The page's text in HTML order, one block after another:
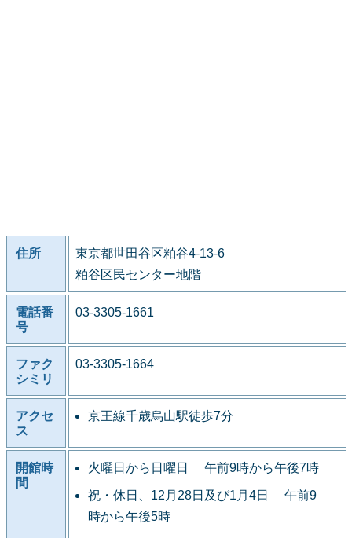
住所
東京都世田谷区粕谷4-13-6
粕谷区民センター地階
電話番
号
03-3305-1661
ファク
シミリ
03-3305-1664
アクセ
ス
京王線千歳烏山駅徒歩7分
開館時
間
火曜日から日曜日 午前9時から午後7時
祝・休日、12月28日及び1月4日 午前9
時から午後5時